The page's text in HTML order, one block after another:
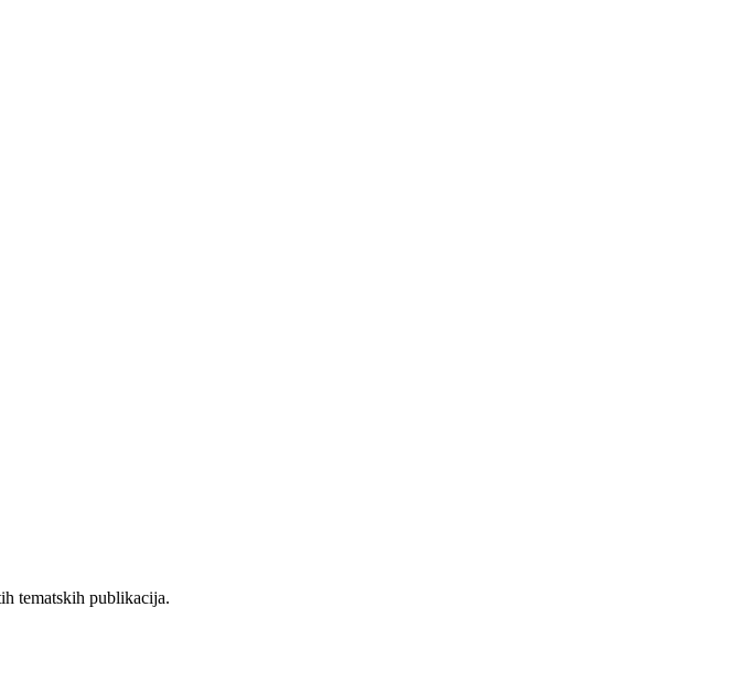
tematskih publikacija.